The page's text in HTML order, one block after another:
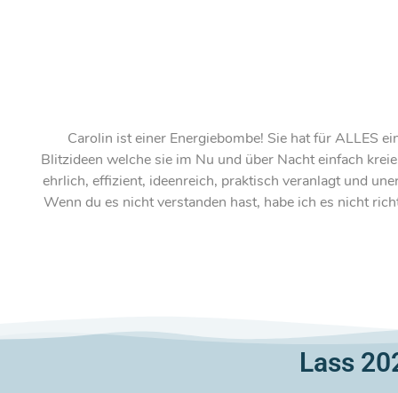
Carolin ist einer Energiebombe! Sie hat für ALLES
Blitzideen welche sie im Nu und über Nacht einfach
ehrlich, effizient, ideenreich, praktisch veranlagt und
Wenn du es nicht verstanden hast, habe ich es nicht
Lass